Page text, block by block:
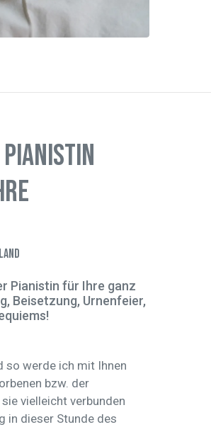
Pianistin für Ihre ganz
Beisetzung, Urnenfeier,
so werde ich mit Ihnen
bzw. der
vielleicht verbunden
in dieser Stunde des